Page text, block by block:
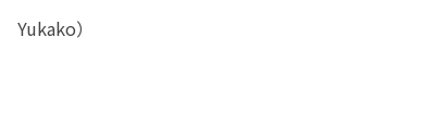
Yukako）